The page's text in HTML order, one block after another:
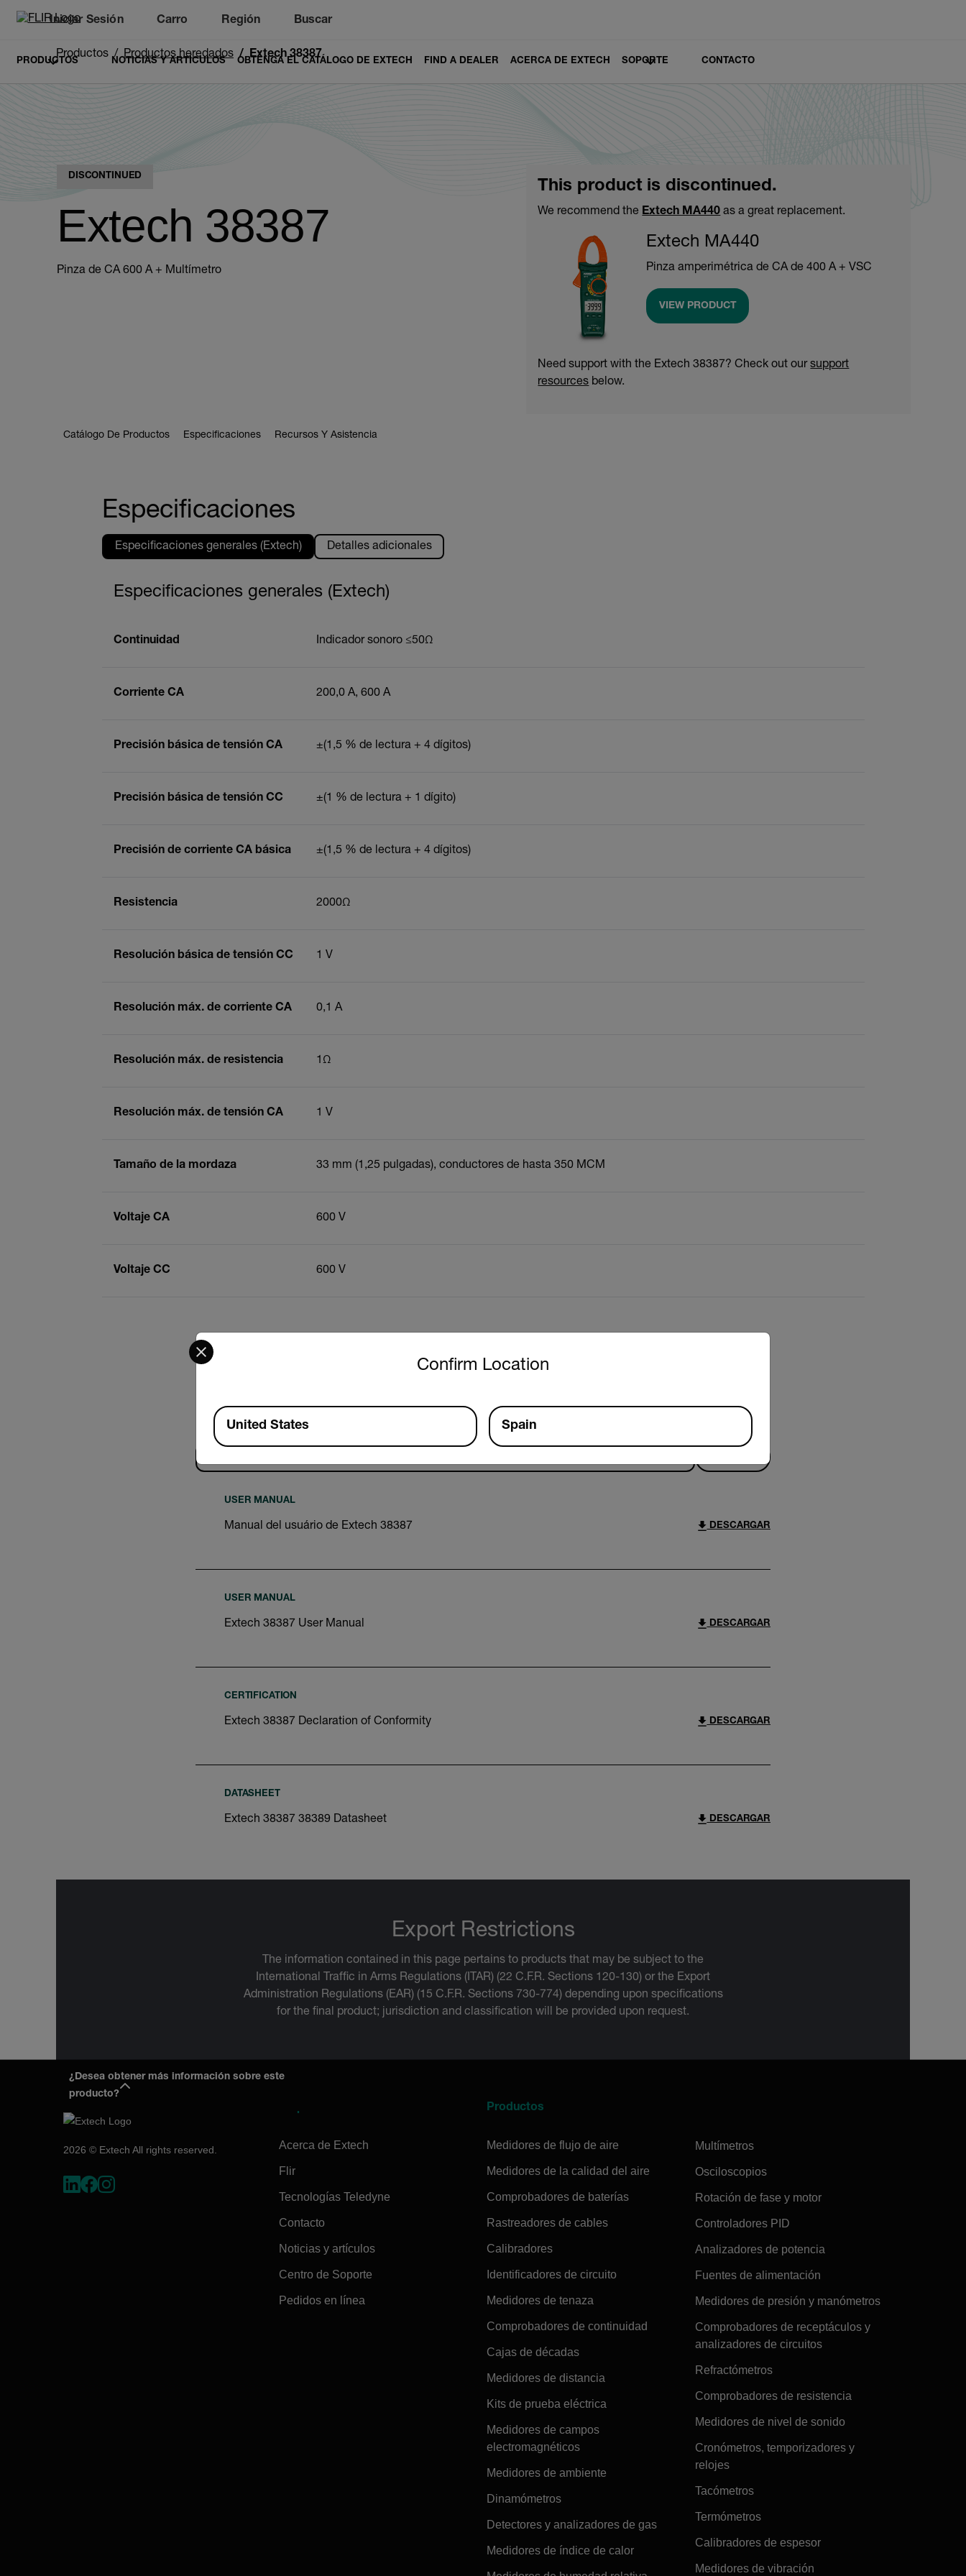
Iniciar Sesión
Unread messages
Carro
Región Buscar
PRODUCTOS NOTICIAS Y ARTÍCULOS OBTENGA EL CATÁLOGO DE EXTECH FIND A DEALER ACERCA DE EXTECH SOPORTE CONTACTO
Productos Productos heredados Extech 38387
DISCONTINUED
Extech 38387
Pinza de CA 600 A + Multímetro
This product is discontinued.
We recommend the Extech MA440 as a great replacement.
Extech MA440
Pinza amperimétrica de CA de 400 A + VSC
VIEW PRODUCT
Need support with the Extech 38387? Check out oursupport
resources below.
Catálogo De Productos Especificaciones Recursos Y Asistencia
Especificaciones
Especificaciones generales (Extech) Detalles adicionales
Especificaciones generales (Extech)
Continuidad Indicador sonoro ≤50Ω
Corriente CA 200,0 A, 600 A
Precisión básica de tensión CA ±(1,5 % de lectura + 4 dígitos)
Precisión básica de tensión CC ±(1 % de lectura + 1 dígito)
Precisión de corriente CA básica ±(1,5 % de lectura + 4 dígitos)
Resistencia 2000Ω
Resolución básica de tensión CC 1 V
Resolución máx. de corriente CA 0,1 A
Resolución máx. de resistencia 1Ω
Resolución máx. de tensión CA 1 V
Tamaño de la mordaza 33 mm (1,25 pulgadas), conductores de hasta 350 MCM
Voltaje CA 600 V
Voltaje CC 600 V
Recursos y asistencia
Buscar
USER MANUAL
Manual del usuário de Extech 38387 DESCARGAR
USER MANUAL
Extech 38387 User Manual DESCARGAR
CERTIFICATION
Extech 38387 Declaration of Conformity DESCARGAR
DATASHEET
Extech 38387 38389 Datasheet DESCARGAR
Export Restrictions
The information contained in this page pertains to products that may be subject to the
International Traffic in Arms Regulations (ITAR) (22 C.F.R. Sections 120-130) or the Export
Administration Regulations (EAR) (15 C.F.R. Sections 730-774) depending upon specifications
for the final product; jurisdiction and classification will be provided upon request.
¿Desea obtener más información sobre este
producto?
2026 © Extech All rights reserved. Acerca de Extech
Flir
Tecnologías Teledyne
Contacto
Noticias y artículos
Centro de Soporte
Pedidos en línea
Productos
Medidores de flujo de aire
Medidores de la calidad del aire
Comprobadores de baterías
Rastreadores de cables
Calibradores
Identificadores de circuito
Medidores de tenaza
Comprobadores de continuidad
Cajas de décadas
Medidores de distancia
Kits de prueba eléctrica
Medidores de campos
electromagnéticos
Medidores de ambiente
Dinamómetros
Detectores y analizadores de gas
Medidores de índice de calor
Multímetros
Osciloscopios
Rotación de fase y motor
Controladores PID
Analizadores de potencia
Fuentes de alimentación
Medidores de presión y manómetros
Comprobadores de receptáculos y
analizadores de circuitos
Refractómetros
Comprobadores de resistencia
Medidores de nivel de sonido
Cronómetros, temporizadores y
relojes
Tacómetros
Termómetros
Calibradores de espesor
Medidores de vibración
Confirm Location
Select your preferred country and language from the options below to access the appropriate version of our website.
Available Locations
United States Spain